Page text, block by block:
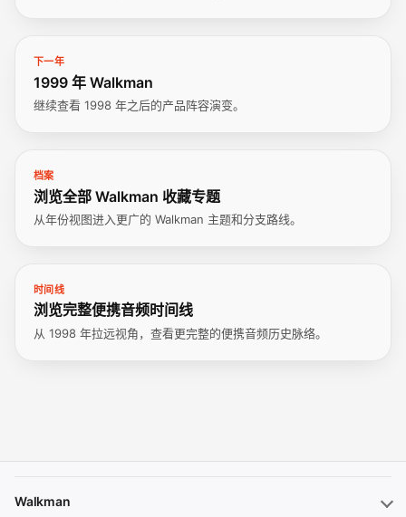
下一年
1999 年 Walkman
继续查看 1998 年之后的产品阵容演变。
档案
浏览全部 Walkman 收藏专题
从年份视图进入更广的 Walkman 主题和分支路线。
时间线
浏览完整便携音频时间线
从 1998 年拉远视角，查看更完整的便携音频历史脉络。
Walkman